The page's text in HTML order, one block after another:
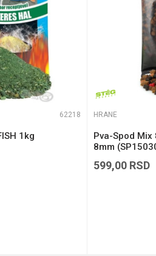
62218
1kg
HRANE
Pva-Spod Mix
8mm
599,00 RSD